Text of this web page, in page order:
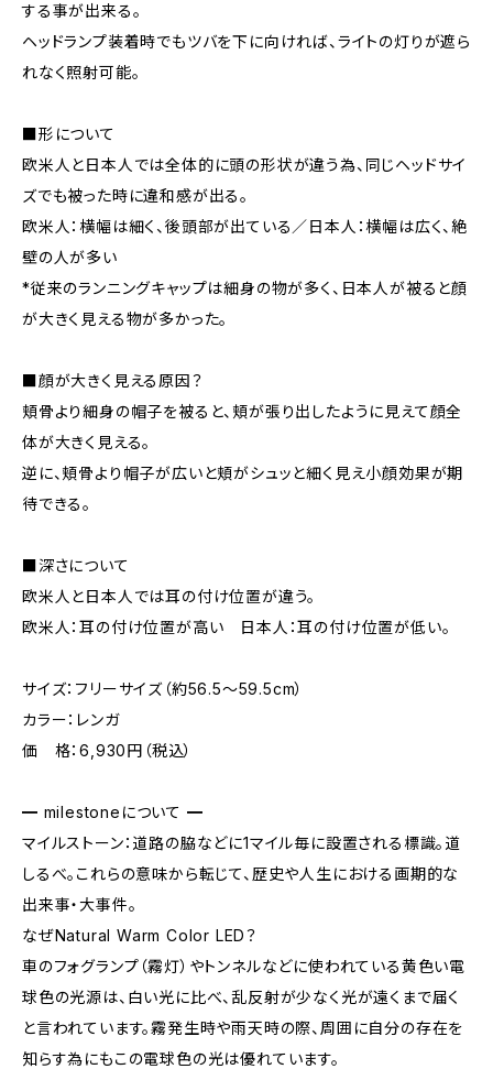
する事が出来る。
ヘッドランプ装着時でもツバを下に向ければ、ライトの灯りが遮ら
れなく照射可能。
■形について
欧米人と日本人では全体的に頭の形状が違う為、同じヘッドサイ
ズでも被った時に違和感が出る。
欧米人：横幅は細く、後頭部が出ている／日本人：横幅は広く、絶
壁の人が多い
*従来のランニングキャップは細身の物が多く、日本人が被ると顔
が大きく見える物が多かった。
■顔が大きく見える原因？
頬骨より細身の帽子を被ると、頬が張り出したように見えて顔全
体が大きく見える。
逆に、頬骨より帽子が広いと頬がシュッと細く見え小顔効果が期
待できる。
■深さについて
欧米人と日本人では耳の付け位置が違う。
欧米人：耳の付け位置が高い 日本人：耳の付け位置が低い。
サイズ：フリーサイズ（約56.5〜59.5cm）
カラー：レンガ
価 格：6,930円（税込）
━ milestoneについて ━
マイルストーン：道路の脇などに1マイル毎に設置される標識。道
しるべ。これらの意味から転じて、歴史や人生における画期的な
出来事・大事件。
なぜNatural Warm Color LED？
車のフォグランプ（霧灯）やトンネルなどに使われている黄色い電
球色の光源は、白い光に比べ、乱反射が少なく光が遠くまで届く
と言われています。霧発生時や雨天時の際、周囲に自分の存在を
知らす為にもこの電球色の光は優れています。